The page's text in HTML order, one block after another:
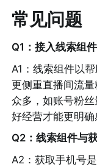
常见问题
Q1：接入线索组
A1：线索组件以
更侧重直播间流
众多，如账号粉
好经营才能更明确
Q2：线索组件与
A2：获取手机号